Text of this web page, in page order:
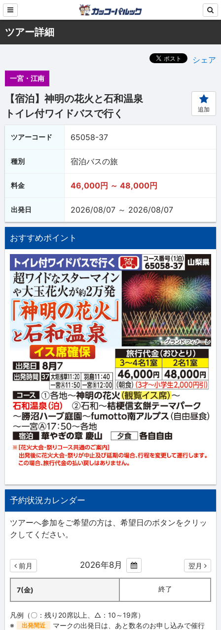
ツアー詳細
シェア
一宮・江南
【宿泊】神明の花火と石和温泉
トイレ付ワイドバスで行く
追加
ツアーコード 65058-37
種別 宿泊バスの旅
料金 46,000円 ～ 48,000円
出発日 2026/08/07 ～ 2026/08/07
おすすめポイント
予約状況カレンダー
ツアーへ参加をご希望の方は、希望日のボタンをクリッ
クしてください。
前月 2026年8月 翌月
7(金) 終了
凡例（〇：残り20席以上、△：10～19席）
※
出発間近
マークの出発日は、あと数名のお申し込みで催行